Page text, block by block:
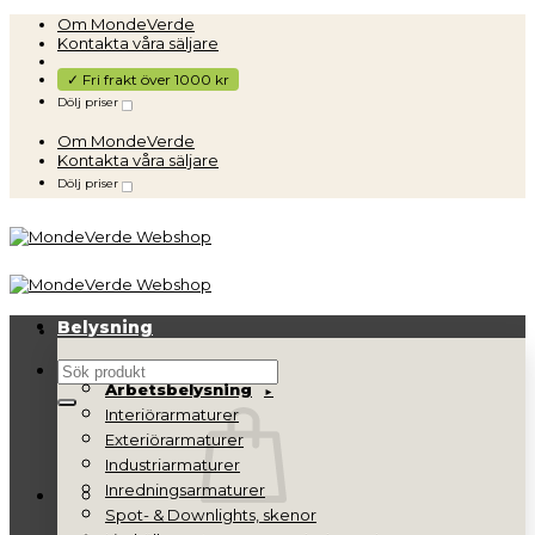
content
Om MondeVerde
Kontakta våra säljare
✓ Fri frakt över 1000 kr
Dölj priser
Om MondeVerde
Kontakta våra säljare
Dölj priser
Sök
efter:
Belysning
Arbetsbelysning
Interiörarmaturer
Exteriörarmaturer
Industriarmaturer
Inredningsarmaturer
Spot- & Downlights, skenor